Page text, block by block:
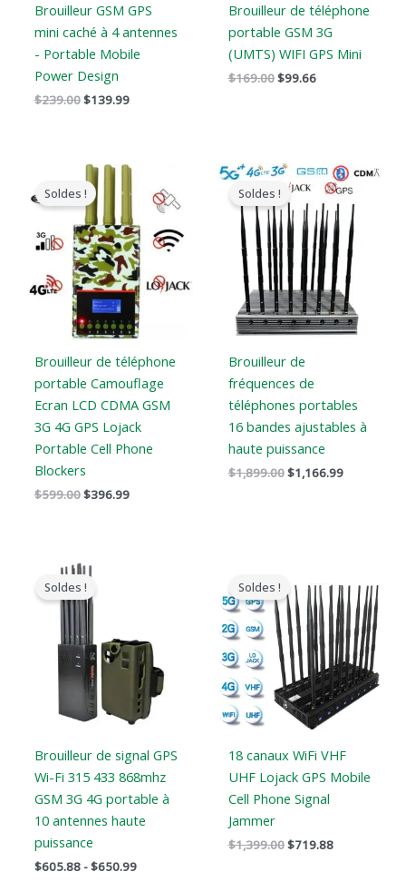
Brouilleur GSM GPS
mini caché à 4 antennes
- Portable Mobile
Power Design
$239.00$139.99
Brouilleur de téléphone
portable GSM 3G
(UMTS) WIFI GPS Mini
$169.00$99.66
Soldes !
Brouilleur de téléphone
portable Camouflage
Ecran LCD CDMA GSM
3G 4G GPS Lojack
Portable Cell Phone
Blockers
$599.00
Le
prix
original
était
:
$599.00.
$396.99
Le
actuel
est
:
$396.99.
Soldes !
Brouilleur de
fréquences de
téléphones portables
16 bandes ajustables à
haute puissance
$1,899.00
Le
prix
original
était
:
$1,899.00.
$1,166.99
Le
prix
actuel
est
$1,166.99.
Soldes !
Brouilleur de signal GPS
Wi-Fi 315 433 868mhz
GSM 3G 4G portable à
10 antennes haute
puissance
$605.88 -$650.99
à
$650.99
Soldes !
18 canaux WiFi VHF
UHF Lojack GPS Mobile
Cell Phone Signal
Jammer
$1,399.00
original
était
:
$1,399.00.
$719.88
actuel
est
:
$719.88.